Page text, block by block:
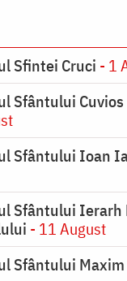
Sfintei Cruci - 1
Sfântului
Sfântului Ioan
Sfântului
- 11 August
Sfântului